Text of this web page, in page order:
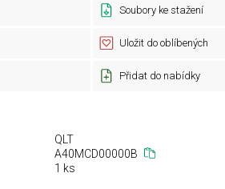
Soubory ke stažení
Uložit do oblíbených
Přidat do nabídky
QLT
A40MCD00000B
1 ks